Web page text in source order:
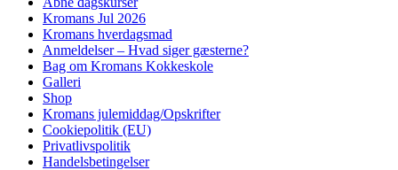
Kromans Jul 2026
Kromans hverdagsmad
Anmeldelser – Hvad siger gæsterne?
Bag om Kromans Kokkeskole
Galleri
Shop
Kromans julemiddag/Opskrifter
Cookiepolitik (EU)
Privatlivspolitik
Handelsbetingelser